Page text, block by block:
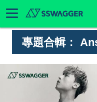
專題合輯：